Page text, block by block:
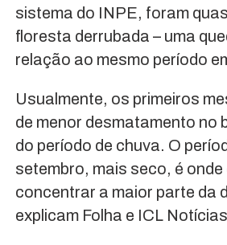
sistema do INPE, foram
floresta derrubada – uma
relação ao mesmo período
Usualmente, os primeiros
de menor desmatamento no
do período de chuva. O
setembro, mais seco, é
concentrar a maior parte da
explicam Folha e ICL